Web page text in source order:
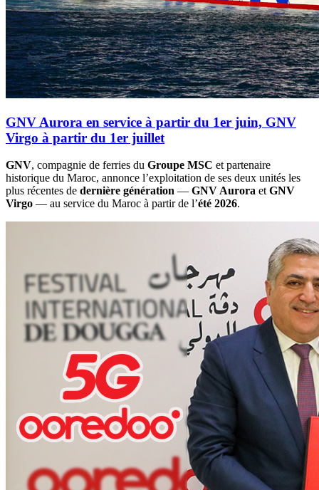
GNV Aurora en service à partir du 1er juin, GNV
Virgo à partir du 1er juillet
GNV, compagnie de ferries du Groupe MSC et partenaire
historique du Maroc, annonce l’exploitation de ses deux unités les
plus récentes de dernière génération — GNV Aurora et GNV
Virgo — au service du Maroc à partir de l’été 2026.